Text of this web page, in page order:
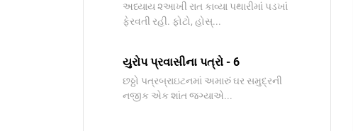
અધ્યાય ૨આખી રાત કાવ્યા પથારીમાં પડખાં
ફેરવતી રહી. ફોટો, હોસ્...
યુરોપ પ્રવાસીના પત્રો - 6
છઠ્ઠો પત્રબ્રાઇટનમાં અમારું ઘર સમુદ્રની
નજીક એક શાંત જગ્યાએ...